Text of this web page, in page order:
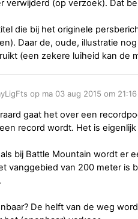
verwijderd (op verzoek). Dat
die bij het originele
Daar de, oude, illustratie
(een zekere luiheid kan de
op ma 03 aug 2015 om 21:16
gaat het over een
record wordt. Het is
bij Battle Mountain wordt er
vanggebied van 200 meter is
De helft van de weg